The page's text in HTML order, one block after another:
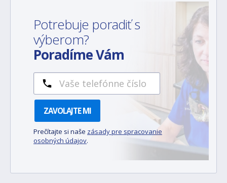
Potrebuje poradiť s
výberom?
Poradíme Vám
ZAVOLAJTE MI
Prečítajte si naše zásady pre spracovanie
osobných údajov.